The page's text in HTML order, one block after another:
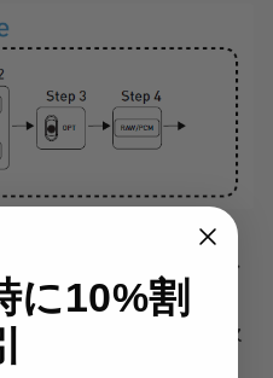
ケーブル、同軸機器（テレビ
用意ください。
をACアダプターに接続し、次
します。
に10%割